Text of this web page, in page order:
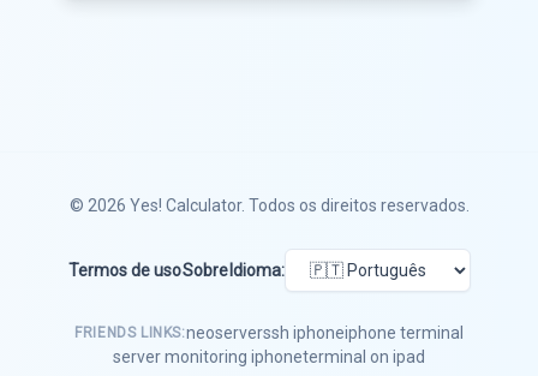
© 2026 Yes! Calculator. Todos os direitos reservados.
Termos de usoSobre Idioma:
FRIENDS LINKS:neoserverssh iphoneiphone terminal
server monitoring iphoneterminal on ipad